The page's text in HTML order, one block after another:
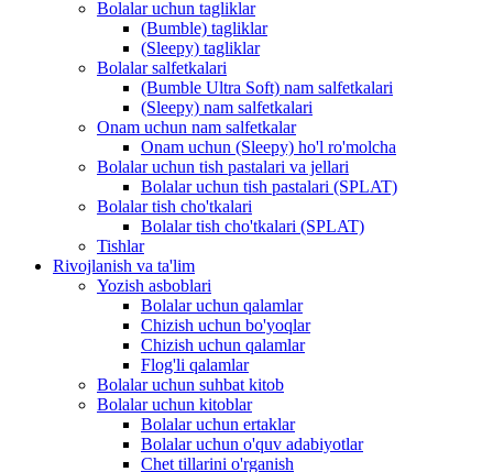
Bolalar uchun tagliklar
(Bumble) tagliklar
(Sleepy) tagliklar
Bolalar salfetkalari
(Bumble Ultra Soft) nam salfetkalari
(Sleepy) nam salfetkalari
Onam uchun nam salfetkalar
Onam uchun (Sleepy) ho'l ro'molcha
Bolalar uchun tish pastalari va jellari
Bolalar uchun tish pastalari (SPLAT)
Bolalar tish cho'tkalari
Bolalar tish cho'tkalari (SPLAT)
Tishlar
Rivojlanish va ta'lim
Yozish asboblari
Bolalar uchun qalamlar
Chizish uchun bo'yoqlar
Chizish uchun qalamlar
Flog'li qalamlar
Bolalar uchun suhbat kitob
Bolalar uchun kitoblar
Bolalar uchun ertaklar
Bolalar uchun o'quv adabiyotlar
Chet tillarini o'rganish